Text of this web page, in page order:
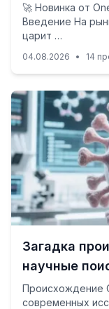
🚀 Новинка от
Введение На
царит …
04.08.2026 • 14
Загадка
научные
Происхождение
современных